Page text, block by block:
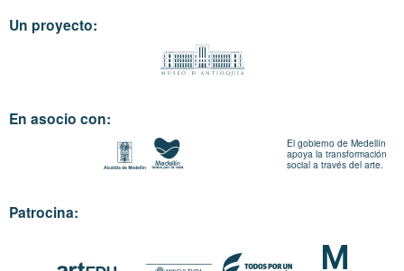
Un proyecto:
En asocio con:
El gobierno de Medellín
apoya la transformación
social a través del arte.
Patrocina: